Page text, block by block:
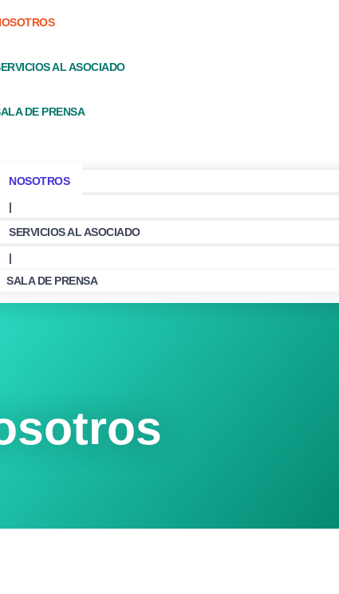
AL ASOCIADO
DE PRENSA
NOSOTROS
|
SERVICIOS AL ASOCIADO
|
SALA DE PRENSA